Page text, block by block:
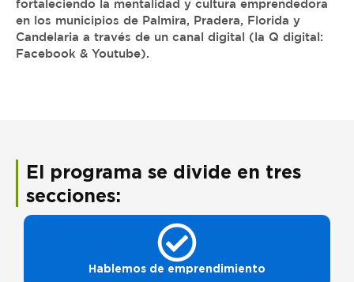
fortaleciendo la mentalidad y cultura emprendedora
en los municipios de Palmira, Pradera, Florida y
Candelaria a través de un canal digital (la Q digital:
Facebook & Youtube).
El programa se divide en tres
secciones:
Hablemos de emprendimiento